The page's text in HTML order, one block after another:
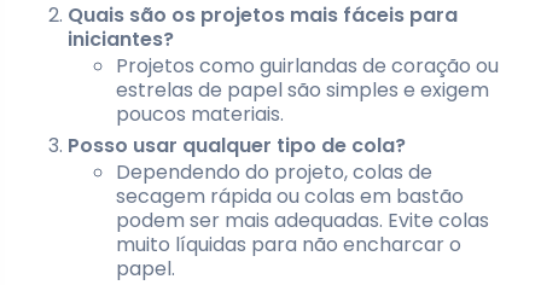
Quais são os projetos mais fáceis para
iniciantes?
Projetos como guirlandas de coração ou
estrelas de papel são simples e exigem
poucos materiais.
Posso usar qualquer tipo de cola?
Dependendo do projeto, colas de
secagem rápida ou colas em bastão
podem ser mais adequadas. Evite colas
muito líquidas para não encharcar o
papel.